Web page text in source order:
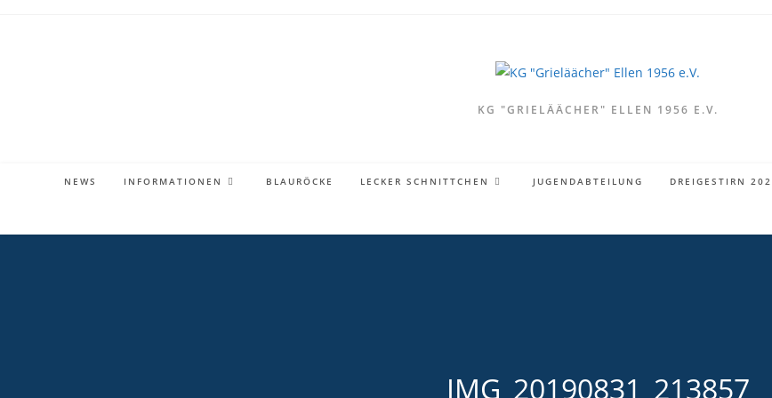
KG "GRIELÄÄCHER" ELLEN 1956 E.V.
NEWS INFORMATIONEN BLAURÖCKE LECKER SCHNITTCHEN JUGENDABTEILUNG DREIGESTIRN
IMG_20190831_213857